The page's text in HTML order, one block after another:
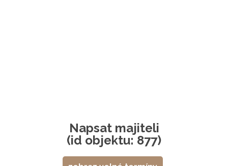
Napsat majiteli
(id objektu: 877)